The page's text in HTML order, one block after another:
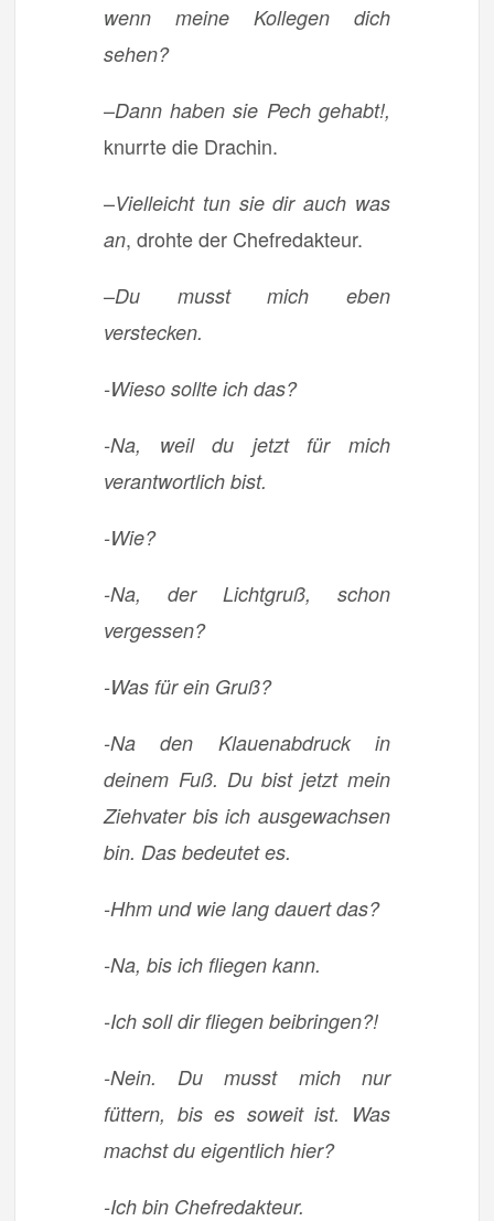
wenn meine Kollegen dich
sehen?
–Dann haben sie Pech gehabt!,
knurrte die Drachin.
–Vielleicht tun sie dir auch was
an, drohte der Chefredakteur.
–Du musst mich eben
verstecken.
-Wieso sollte ich das?
-Na, weil du jetzt für mich
verantwortlich bist.
-Wie?
-Na, der Lichtgruß, schon
vergessen?
-Was für ein Gruß?
-Na den Klauenabdruck in
deinem Fuß. Du bist jetzt mein
Ziehvater bis ich ausgewachsen
bin. Das bedeutet es.
-Hhm und wie lang dauert das?
-Na, bis ich fliegen kann.
-Ich soll dir fliegen beibringen?!
-Nein. Du musst mich nur
füttern, bis es soweit ist. Was
machst du eigentlich hier?
-Ich bin Chefredakteur.